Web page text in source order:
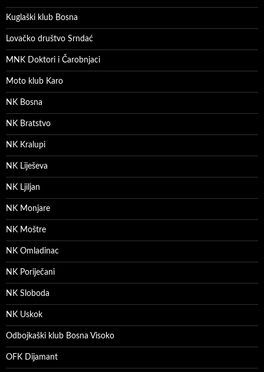
Kuglaški klub Bosna
Lovačko društvo Srndać
MNK Doktori i Čarobnjaci
Moto klub Karo
NK Bosna
NK Bratstvo
NK Kralupi
NK Liješeva
NK Ljiljan
NK Monjare
NK Moštre
NK Omladinac
NK Poriječani
NK Sloboda
NK Uskok
Odbojkaški klub Bosna Visoko
OFK Dijamant